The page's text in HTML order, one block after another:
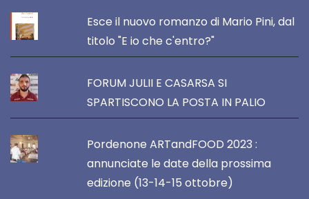
Esce il nuovo romanzo di Mario Pini, dal
titolo "E io che c'entro?"
FORUM JULII E CASARSA SI
SPARTISCONO LA POSTA IN PALIO
Pordenone ARTandFOOD 2023 :
annunciate le date della prossima
edizione (13-14-15 ottobre)